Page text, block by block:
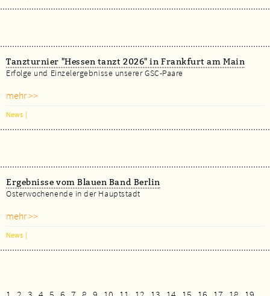
Tanzturnier "Hessen tanzt 2026" in Frankfurt am Main
Erfolge und Einzelergebnisse unserer GSC-Paare
mehr >>
News |
Ergebnisse vom Blauen Band Berlin
Osterwochenende in der Hauptstadt
mehr >>
News |